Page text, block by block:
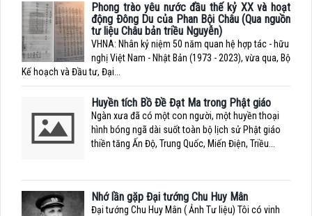
Phong trào yêu nước đầu thế kỷ XX và hoạt
động Đông Du của Phan Bội Châu (Qua nguồn
tư liệu Châu bản triều Nguyễn)
VHNA: Nhân kỷ niệm 50 năm quan hệ hợp tác - hữu
nghị Việt Nam - Nhật Bản (1973 - 2023), vừa qua, Bộ
Kế hoạch và Đầu tư, Đại...
Huyền tích Bồ Đề Đạt Ma trong Phật giáo
Ngàn xưa đã có một con người, một huyền thoại
hình bóng ngã dài suốt toàn bộ lịch sử Phật giáo
thiền tăng Ấn Độ, Trung Quốc, Miến Điện, Triều...
Nhớ lần gặp Đại tướng Chu Huy Mân
Đại tướng Chu Huy Mân ( Ảnh Tư liệu) Tôi có vinh